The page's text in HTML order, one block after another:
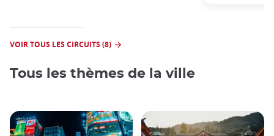
VOIR TOUS LES CIRCUITS (8)
Tous les thèmes de la ville